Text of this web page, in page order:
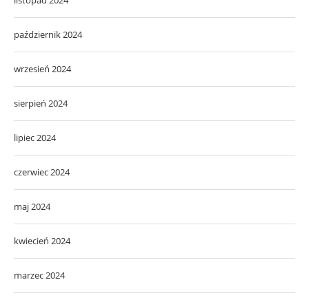
październik 2024
wrzesień 2024
sierpień 2024
lipiec 2024
czerwiec 2024
maj 2024
kwiecień 2024
marzec 2024